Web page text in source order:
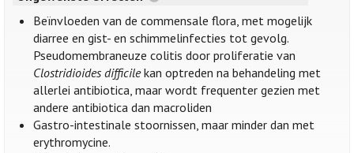
Beïnvloeden van de commensale flora, met mogelijk
diarree en gist- en schimmelinfecties tot gevolg.
Pseudomembraneuze colitis door proliferatie van
Clostridioides difficilekan optreden na behandeling met
allerlei antibiotica, maar wordt frequenter gezien met
andere antibiotica dan macroliden
Gastro-intestinale stoornissen, maar minder dan met
erythromycine.